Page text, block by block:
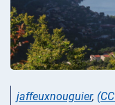
jaffeuxnouguier,